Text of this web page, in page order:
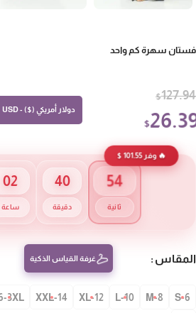
سهرة كم واحد
$
$
دولار أمريكي ($) - USD
🔥 وفر 101.55 $
02
ساعة
40
دقيقة
54
ثانية
غرفة القياس الذكية
S-
10-L
12-XL
14-XXL
16-3XL